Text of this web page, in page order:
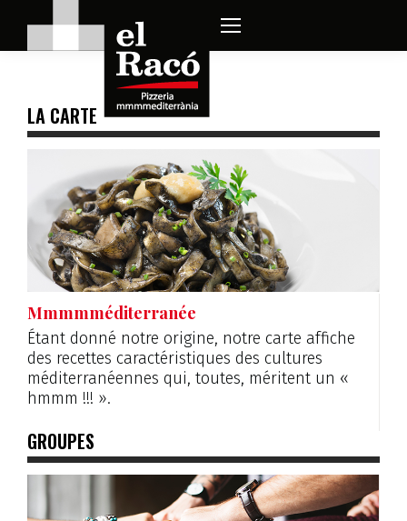
LA CARTE
Mmmmméditerranée
Étant donné notre origine, notre carte affiche
des recettes caractéristiques des cultures
méditerranéennes qui, toutes, méritent un «
hmmm !!! ».
GROUPES